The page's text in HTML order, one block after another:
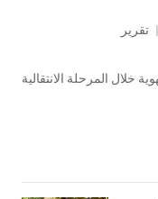
تقرير
خلال المرحلة الانتقالية